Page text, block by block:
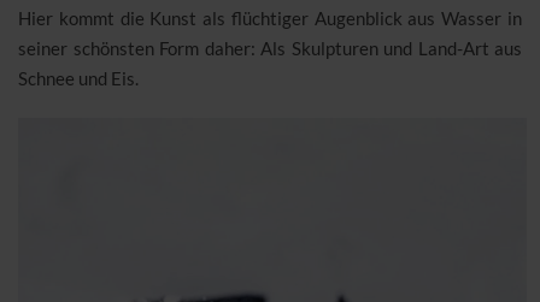
Hier kommt die Kunst als flüchtiger Augenblick aus Wasser in
seiner schönsten Form daher: Als Skulpturen und Land-Art aus
Schnee und Eis.